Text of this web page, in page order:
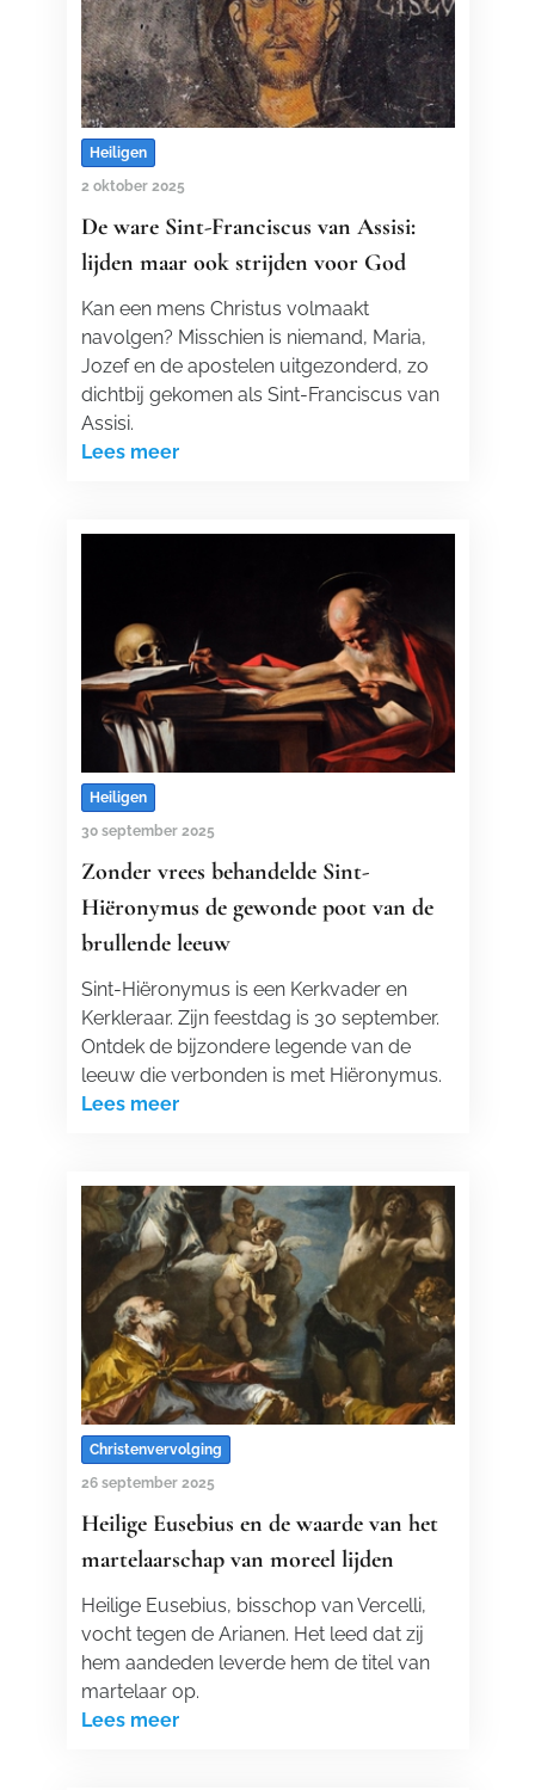
Heiligen
2 oktober 2025
De ware Sint-Franciscus van Assisi:
lijden maar ook strijden voor God
Kan een mens Christus volmaakt
navolgen? Misschien is niemand, Maria,
Jozef en de apostelen uitgezonderd, zo
dichtbij gekomen als Sint-Franciscus van
Assisi.
Lees meer
Heiligen
30 september 2025
Zonder vrees behandelde Sint-
Hiëronymus de gewonde poot van de
brullende leeuw
Sint-Hiëronymus is een Kerkvader en
Kerkleraar. Zijn feestdag is 30 september.
Ontdek de bijzondere legende van de
leeuw die verbonden is met Hiëronymus.
Lees meer
Christenvervolging
26 september 2025
Heilige Eusebius en de waarde van het
martelaarschap van moreel lijden
Heilige Eusebius, bisschop van Vercelli,
vocht tegen de Arianen. Het leed dat zij
hem aandeden leverde hem de titel van
martelaar op.
Lees meer